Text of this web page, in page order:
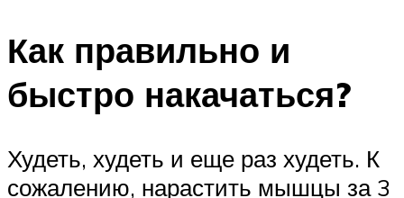
Как правильно и
быстро накачаться?
Худеть, худеть и еще раз худеть. К
сожалению, нарастить мышцы за 3